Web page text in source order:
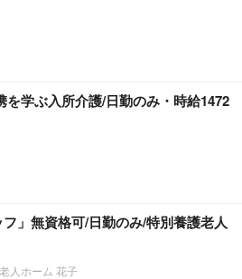
を学ぶ入所介護/日勤のみ・時給1472
フ」無資格可/日勤のみ/特別養護老人
人ホーム 花子